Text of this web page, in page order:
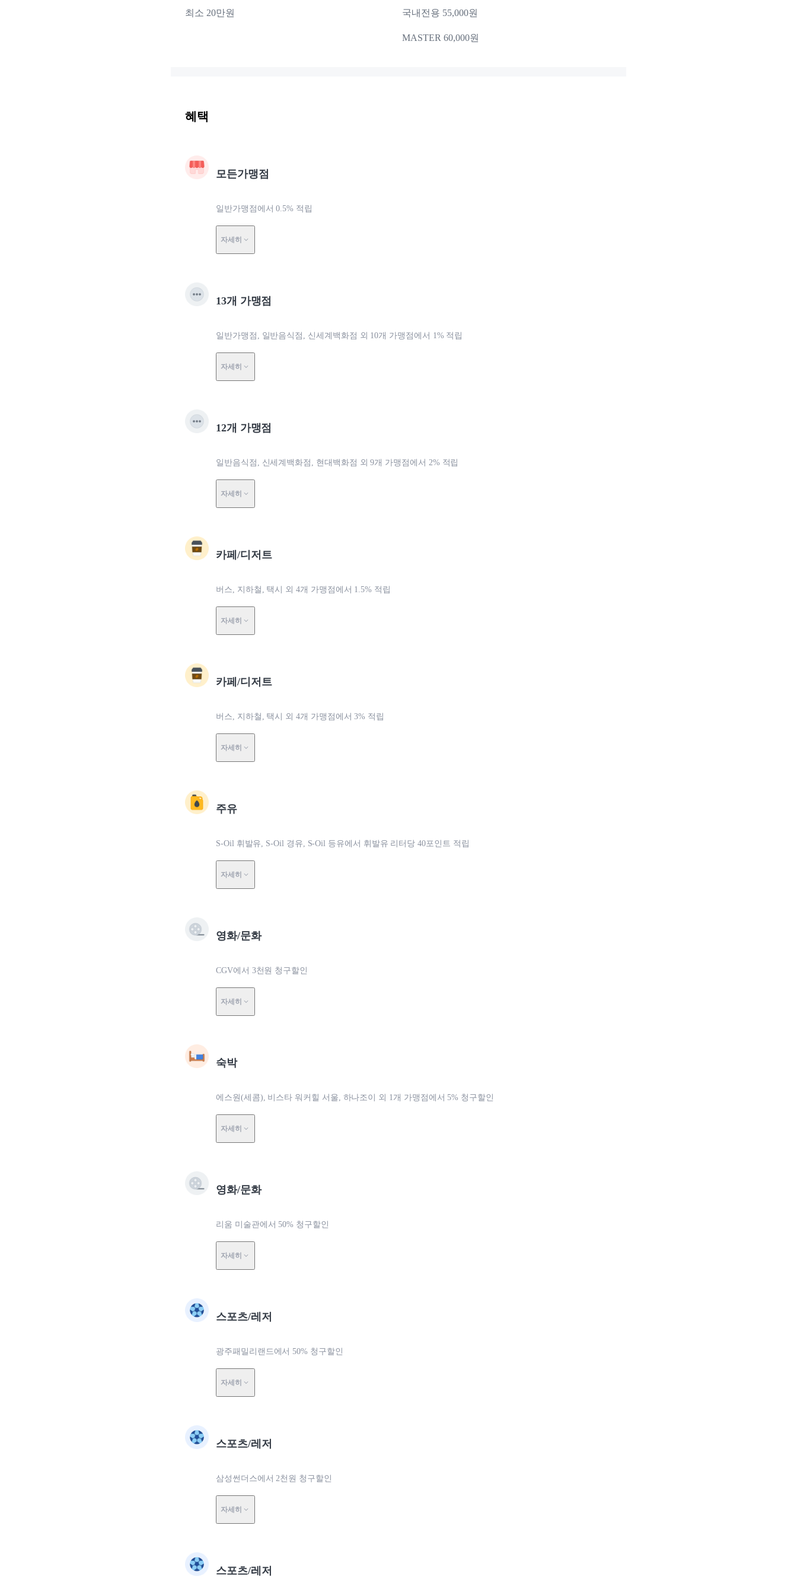
최소 20만원 국내전용 55,000원
MASTER 60,000원
혜택
모든가맹점
일반가맹점에서 0.5% 적립
자세히
13개 가맹점
일반가맹점, 일반음식점, 신세계백화점 외 10개 가맹점에서 1% 적립
자세히
12개 가맹점
일반음식점, 신세계백화점, 현대백화점 외 9개 가맹점에서 2% 적립
자세히
카페/디저트
버스, 지하철, 택시 외 4개 가맹점에서 1.5% 적립
자세히
카페/디저트
버스, 지하철, 택시 외 4개 가맹점에서 3% 적립
자세히
주유
S-Oil 휘발유, S-Oil 경유, S-Oil 등유에서 휘발유 리터당 40포인트 적립
자세히
영화/문화
CGV에서 3천원 청구할인
자세히
숙박
에스원(세콤), 비스타 워커힐 서울, 하나조이 외 1개 가맹점에서 5% 청구할인
자세히
영화/문화
리움 미술관에서 50% 청구할인
자세히
스포츠/레저
광주패밀리랜드에서 50% 청구할인
자세히
스포츠/레저
삼성썬더스에서 2천원 청구할인
자세히
스포츠/레저